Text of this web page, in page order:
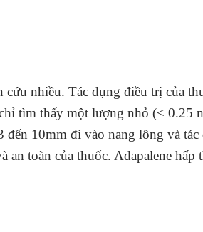
nhiều. Tác dụng điều trị của
tìm thấy một lượng nhỏ (< 0.25
10mm đi vào nang lông và
toàn của thuốc. Adapalene